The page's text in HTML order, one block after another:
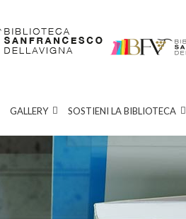
GALLERY SOSTIENI LA BIBLIOTECA